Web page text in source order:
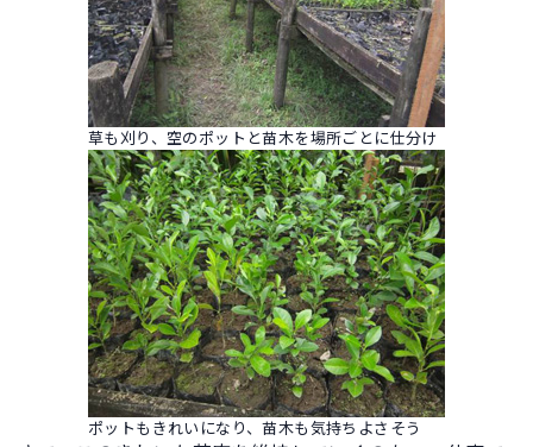
草も刈り、空のポットと苗木を場所ごとに仕分け
ポットもきれいになり、苗木も気持ちよさそう